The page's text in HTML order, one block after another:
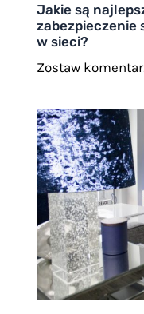
Jakie są
zabezpieczenie
w sieci?
Zostaw